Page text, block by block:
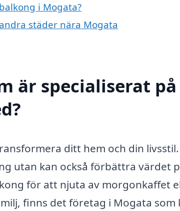
i Mogata?
städer nära Mogata
är specialiserat
ditt hem och din
utan kan också förbättra värdet
för att njuta av morgonkaffet
finns det företag i Mogata som